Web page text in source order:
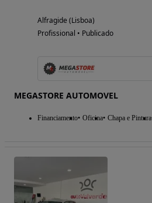
Alfragide (Lisboa)
Profissional • Publicado
MEGASTORE AUTOMOVEL
Financiamento Oficina Chapa e Pintura